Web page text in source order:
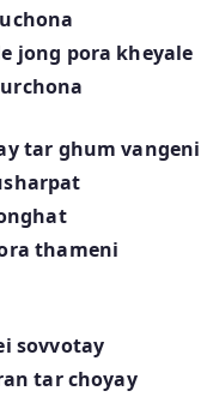
jong pora kheyale
tar ghum vangeni
thameni
sovvotay
tar choyay